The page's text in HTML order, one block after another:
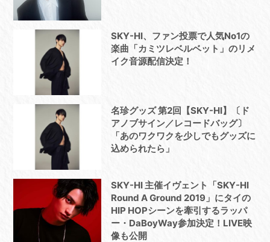
SKY-HI、ファン投票で人気No1の
楽曲「カミツレベルベット」のリメ
イク音源配信決定！
名珍グッズ 第2回【SKY-HI】〔ド
アノブサイン／レコードバッグ〕
「あのワクワクを少しでもグッズに
込められたら」
SKY-HI 主催イヴェント「SKY-HI
Round A Ground 2019」にタイの
HIP HOPシーンを牽引するラッパ
ー・DaBoyWay参加決定！LIVE映
像も公開